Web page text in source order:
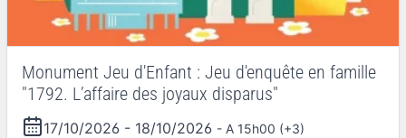
Monument Jeu d'Enfant : Jeu d'enquête en famille
"1792. L’affaire des joyaux disparus"
17/10/2026 - 18/10/2026 - A 15h00 (+3)